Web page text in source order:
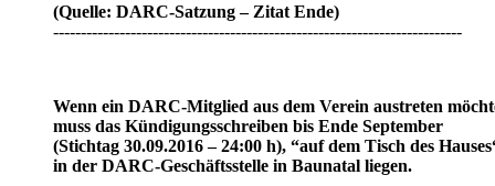
(Quelle: DARC-Satzung – Zitat Ende)
--------------------------------------------------------------------------
Wenn ein DARC-Mitglied aus dem Verein austreten
muss das Kündigungsschreiben bis Ende September
(Stichtag 30.09.2016 – 24:00 h), “auf dem Tisch des
in der DARC-Geschäftsstelle in Baunatal liegen.